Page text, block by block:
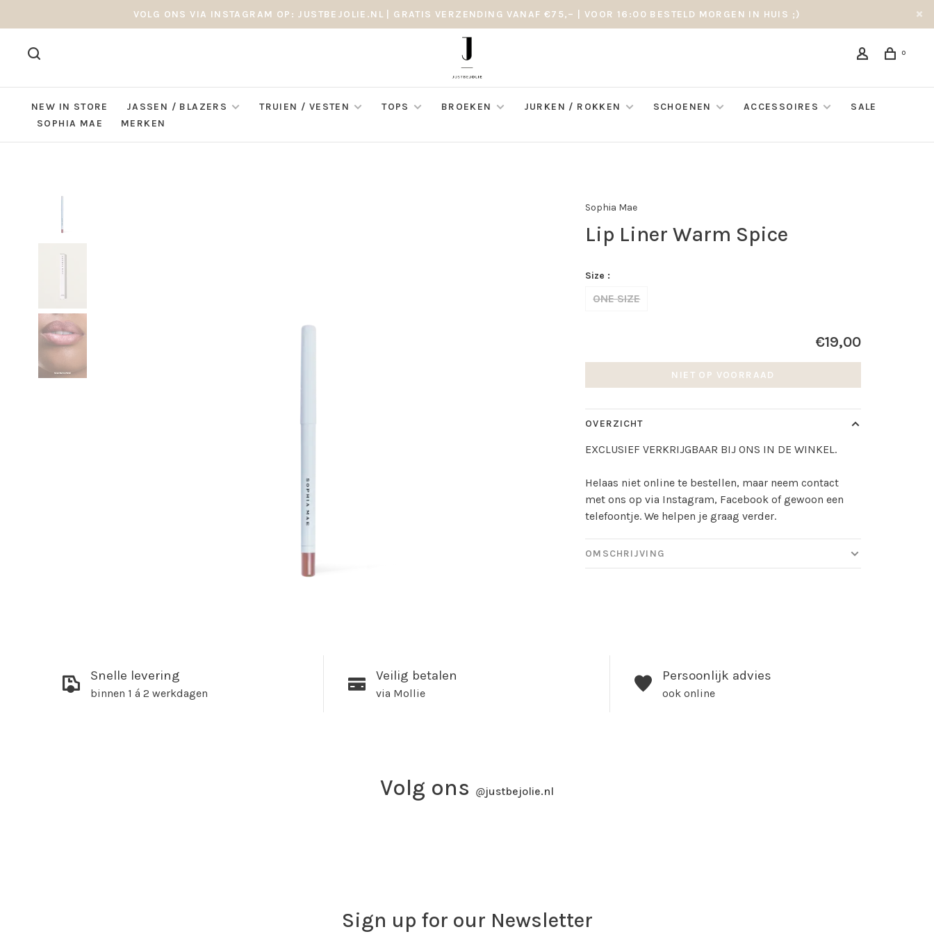
VOLG ONS VIA INSTAGRAM OP: JUSTBEJOLIE.NL | GRATIS VERZENDING VANAF €75,– | VOOR 16:00 BESTELD MORGEN IN HUIS ;)
0
NEW IN STORE JASSEN / BLAZERS TRUIEN / VESTEN TOPS BROEKEN JURKEN / ROKKEN SCHOENEN ACCESSOIRES
SALE
SOPHIA MAE
MERKEN
Sophia Mae
Lip Liner Warm Spice
Size :
ONE SIZE
€19,00
NIET OP VOORRAAD
OVERZICHT
EXCLUSIEF VERKRIJGBAAR BIJ ONS IN DE WINKEL.
Helaas niet online te bestellen, maar neem contact
met ons op via Instagram, Facebook of gewoon een
telefoontje. We helpen je graag verder.
OMSCHRIJVING
Snelle levering
binnen 1 á 2 werkdagen
Veilig betalen
via Mollie
Persoonlijk advies
ook online
Volg ons @justbejolie.nl
Sign up for our Newsletter